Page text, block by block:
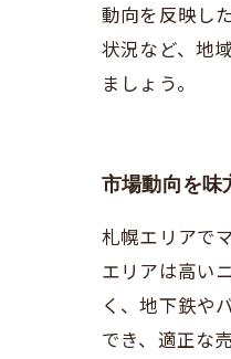
動向を反映し
状況など、地
ましょう。
市場動向を味
札幌エリアで
エリアは高い
く、地下鉄や
でき、適正な